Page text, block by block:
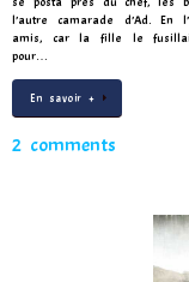
l’autre camarade d’Ad.
amis, car la fille le
pour…
En savoir +
2 comments